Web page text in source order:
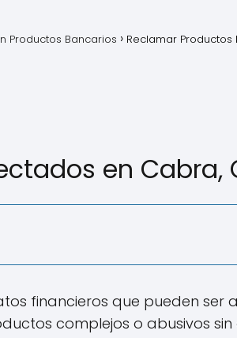
Productos Bancarios
Reclamar Productos
en Cabra,
financieros que pueden ser
complejos o abusivos